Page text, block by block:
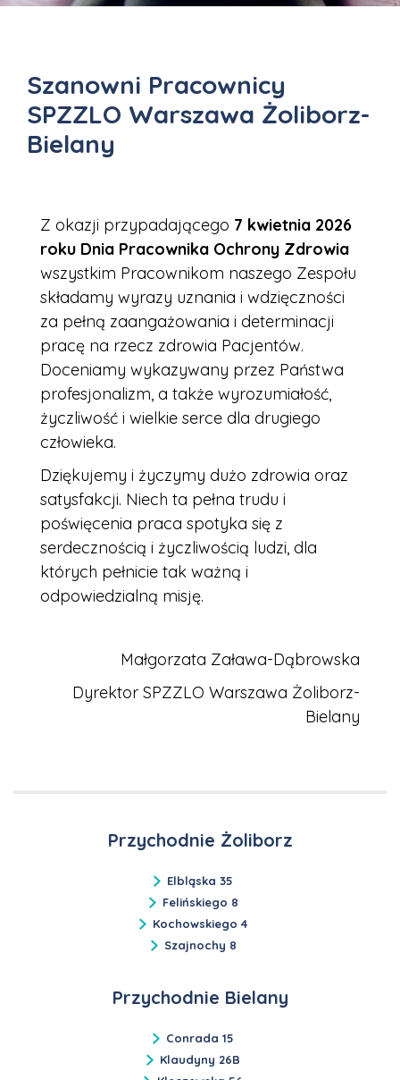
Szanowni Pracownicy
SPZZLO Warszawa Żoliborz-
Bielany
Z okazji przypadającego 7 kwietnia 2026
roku Dnia Pracownika Ochrony Zdrowia
wszystkim Pracownikom naszego Zespołu
składamy wyrazy uznania i wdzięczności
za pełną zaangażowania i determinacji
pracę na rzecz zdrowia Pacjentów.
Doceniamy wykazywany przez Państwa
profesjonalizm, a także wyrozumiałość,
życzliwość i wielkie serce dla drugiego
człowieka.
Dziękujemy i życzymy dużo zdrowia oraz
satysfakcji. Niech ta pełna trudu i
poświęcenia praca spotyka się z
serdecznością i życzliwością ludzi, dla
których pełnicie tak ważną i
odpowiedzialną misję.
Małgorzata Zaława-Dąbrowska
Dyrektor SPZZLO Warszawa Żoliborz-
Bielany
Przychodnie Żoliborz
Elbląska 35
Felińskiego 8
Kochowskiego 4
Szajnochy 8
Przychodnie Bielany
Conrada 15
Klaudyny 26B